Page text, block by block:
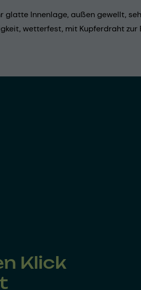
glatte Innenlage, außen gewellt,
wetterfest, mit Kupferdraht zur
Klick